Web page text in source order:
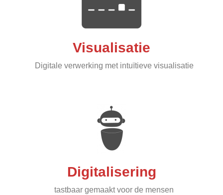
Visualisatie
Digitale verwerking met intuïtieve visualisatie
Digitalisering
tastbaar gemaakt voor de mensen